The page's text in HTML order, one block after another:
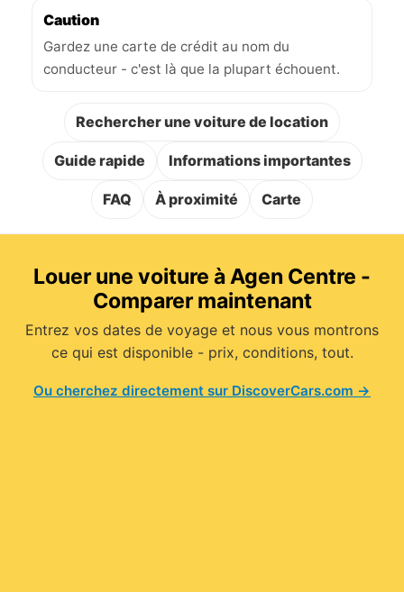
Caution
Gardez une carte de crédit au nom du
conducteur - c'est là que la plupart échouent.
Rechercher une voiture de location
Guide rapide Informations importantes
FAQ À proximité Carte
Louer une voiture à Agen Centre -
Comparer maintenant
Entrez vos dates de voyage et nous vous montrons
ce qui est disponible - prix, conditions, tout.
Ou cherchez directement sur DiscoverCars.com →